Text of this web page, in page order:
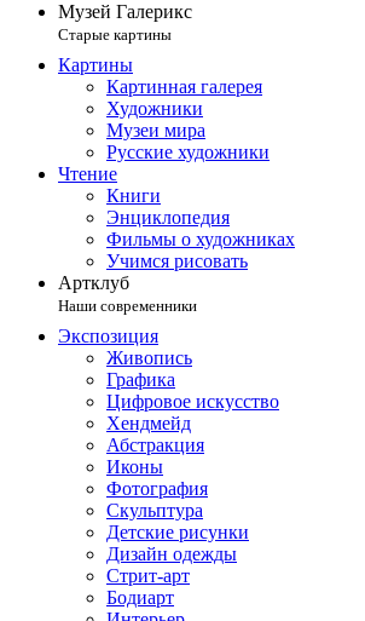
Музей Галерикс
Старые картины
Картины
Картинная галерея
Художники
Музеи мира
Русские художники
Чтение
Книги
Энциклопедия
Фильмы о художниках
Учимся рисовать
Артклуб
Наши современники
Экспозиция
Живопись
Графика
Цифровое искусство
Хендмейд
Абстракция
Иконы
Фотография
Скульптура
Детские рисунки
Дизайн одежды
Стрит-арт
Бодиарт